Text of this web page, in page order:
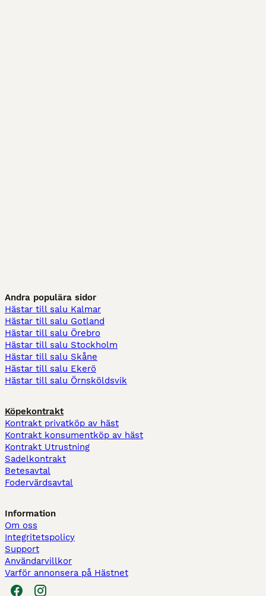
Andra populära sidor
Hästar till salu Kalmar
Hästar till salu Gotland
Hästar till salu Örebro
Hästar till salu Stockholm
Hästar till salu Skåne
Hästar till salu Ekerö
Hästar till salu Örnsköldsvik
Köpekontrakt
Kontrakt privatköp av häst
Kontrakt konsumentköp av häst
Kontrakt Utrustning
Sadelkontrakt
Betesavtal
Fodervärdsavtal
Information
Om oss
Integritetspolicy
Support
Användarvillkor
Varför annonsera på Hästnet